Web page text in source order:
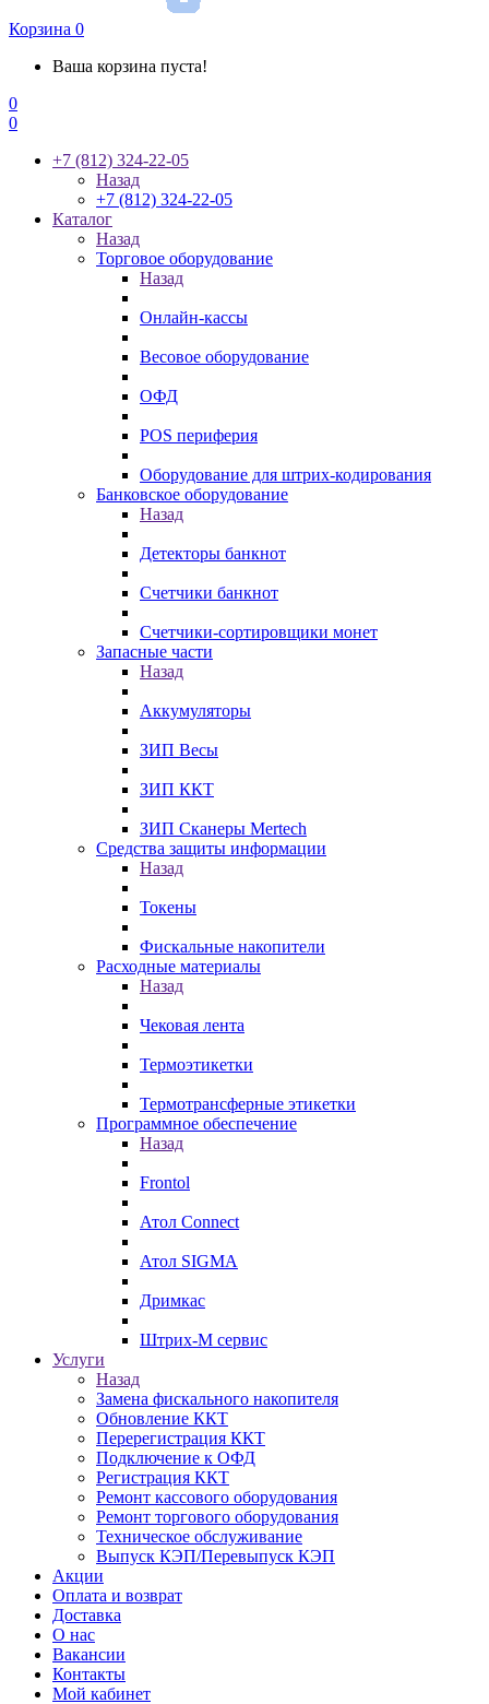
Корзина 0
Ваша корзина пуста!
0
0
+7 (812) 324-22-05
Назад
+7 (812) 324-22-05
Каталог
Назад
Торговое оборудование
Назад
Онлайн-кассы
Весовое оборудование
ОФД
POS периферия
Оборудование для штрих-кодирования
Банковское оборудование
Назад
Детекторы банкнот
Счетчики банкнот
Счетчики-сортировщики монет
Запасные части
Назад
Аккумуляторы
ЗИП Весы
ЗИП ККТ
ЗИП Сканеры Mertech
Средства защиты информации
Назад
Токены
Фискальные накопители
Расходные материалы
Назад
Чековая лента
Термоэтикетки
Термотрансферные этикетки
Программное обеспечение
Назад
Frontol
Атол Connect
Атол SIGMA
Дримкас
Штрих-М сервис
Услуги
Назад
Замена фискального накопителя
Обновление ККТ
Перерегистрация ККТ
Подключение к ОФД
Регистрация ККТ
Ремонт кассового оборудования
Ремонт торгового оборудования
Техническое обслуживание
Выпуск КЭП/Перевыпуск КЭП
Акции
Оплата и возврат
Доставка
О нас
Вакансии
Контакты
Мой кабинет